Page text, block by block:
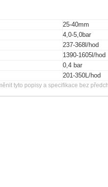
25-40mm
4,0-5,0bar
237-368l/hod
1390-1605l/hod
0,4 bar
201-350L/hod
tyto popisy a specifikace bez